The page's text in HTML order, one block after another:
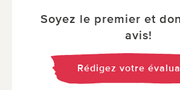
Soyez le premier et
avis!
Rédigez votre